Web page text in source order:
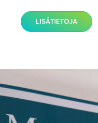
LISÄTIETOJA